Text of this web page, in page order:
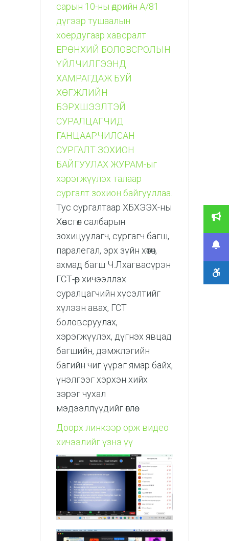
сарын 10-ны өдрийн А/81
дүгээр тушаалын
хоёрдугаар хавсралт
ЕРӨНХИЙ БОЛОВСРОЛЫН
ҮЙЛЧИЛГЭЭНД
ХАМРАГДАЖ БУЙ
ХӨГЖЛИЙН
БЭРХШЭЭЛТЭЙ
СУРАЛЦАГЧИД
ГАНЦААРЧИЛСАН
СУРГАЛТ ЗОХИОН
БАЙГУУЛАХ ЖУРАМ-ыг
хэрэгжүүлэх талаар
сургалт зохион байгууллаа.
Тус сургалтаар ХБХЭЭХ-ны
Хөвсгөл салбарын
зохицуулагч, сургагч багш,
паралегал, эрх зүйн хөтөч,
ахмад багш Ч.Лхагвасүрэн
ГСТ-өөр хичээллэх
суралцагчийн хүсэлтийг
хүлээн авах, ГСТ
боловсруулах,
хэрэгжүүлэх, дүгнэх явцад
багшийн, дэмжлэгийн
багийн чиг үүрэг ямар байх,
үнэлгээг хэрхэн хийх
зэрэг чухал
мэдээллүүдийг өглөө.
Доорх линкээр орж видео
хичээлийг үзнэ үү